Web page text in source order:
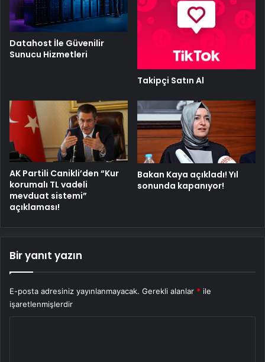
Datahost İle Güvenilir
Sunucu Hizmetleri
Takipçi Satın Al
AK Partili Canikli’den “Kur
korumalı TL vadeli
mevduat sistemi”
açıklaması!
Bakan Kaya açıkladı! Yıl
sonunda kapanıyor!
Bir yanıt yazın
E-posta adresiniz yayınlanmayacak. Gerekli alanlar * ile
işaretlenmişlerdir